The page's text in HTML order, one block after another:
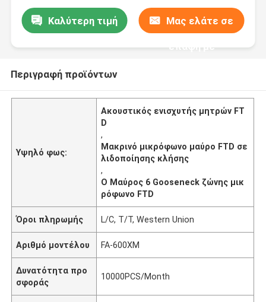
Καλύτερη τιμή Μας ελάτε σε
επαφή με
Περιγραφή προϊόντων
Υψηλό φως:
Ακουστικός ενισχυτής μητρών FT
D
,
Μακρινό μικρόφωνο μαύρο FTD σε
λιδοποίησης κλήσης
,
Ο Μαύρος 6 Gooseneck ζώνης μικ
ρόφωνο FTD
Όροι πληρωμής L/C, T/T, Western Union
Αριθμό μοντέλου FA-600XM
Δυνατότητα προ
σφοράς
10000PCS/Month